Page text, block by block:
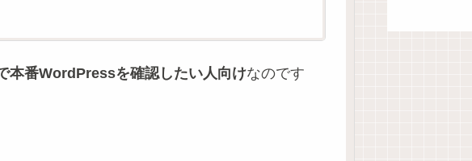
本番WordPressを確認したい人向けなのです